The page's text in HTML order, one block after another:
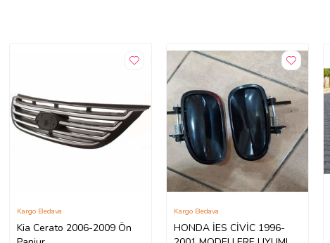
Kia Cerato 2006-2009 Ön
Kargo Bedava
HONDA İES CİVİC 1996-
Kargo Bedava